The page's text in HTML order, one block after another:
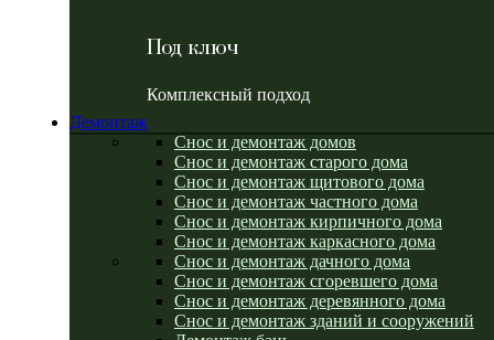
Под ключ
Комплексный подход
Демонтаж
Снос и демонтаж домов
Снос и демонтаж старого дома
Снос и демонтаж щитового дома
Снос и демонтаж частного дома
Снос и демонтаж кирпичного дома
Снос и демонтаж каркасного дома
Снос и демонтаж дачного дома
Снос и демонтаж сгоревшего дома
Снос и демонтаж деревянного дома
Снос и демонтаж зданий и сооружений